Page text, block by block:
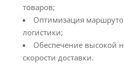
товаров;
Оптимизация
логистики;
Обеспечение высокой
скорости доставки.